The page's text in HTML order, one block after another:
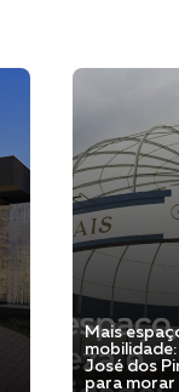
Mais
José dos
para morar